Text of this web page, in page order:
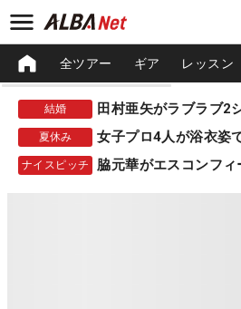
全ツアー ギア レッスン
結婚 田村亜矢がラブラブ2
夏休み 女子プロ4人が浴衣姿
ナイスピッチ 脇元華がエスコンフ